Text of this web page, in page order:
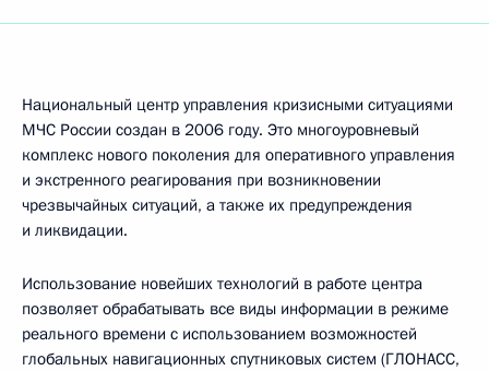
Национальный центр управления кризисными ситуациями
МЧС России создан в 2006 году. Это многоуровневый
комплекс нового поколения для оперативного управления
и экстренного реагирования при возникновении
чрезвычайных ситуаций, а также их предупреждения
и ликвидации.
Использование новейших технологий в работе центра
позволяет обрабатывать все виды информации в режиме
реального времени с использованием возможностей
глобальных навигационных спутниковых систем (ГЛОНАСС,